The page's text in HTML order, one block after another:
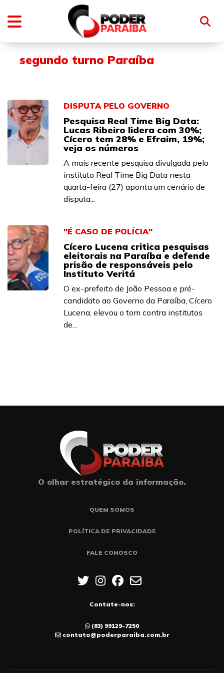
segundo turno Paraíba
DISPUTA PELO GOVERNO
Pesquisa Real Time Big Data:
Lucas Ribeiro lidera com 30%;
Cícero tem 28% e Efraim, 19%;
veja os números
A mais recente pesquisa divulgada pelo
instituto Real Time Big Data nesta
quarta-feira (27) aponta um cenário de
disputa...
"É CASO DE POLÍCIA"
Cícero Lucena critica pesquisas
eleitorais na Paraíba e defende
prisão de responsáveis pelo
Instituto Veritá
O ex-prefeito de João Pessoa e pré-
candidato ao Governo da Paraíba, Cícero
Lucena, elevou o tom contra institutos
de...
O olhar estratégico da informação.
QUEM SOMOS
POLÍTICA DE PRIVACIDADE
FALE CONOSCO
Contate-nos:
(83) 99129-7250
contato@poderparaiba.com.br